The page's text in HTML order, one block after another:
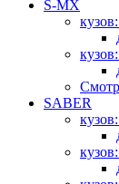
S-MX
SABER